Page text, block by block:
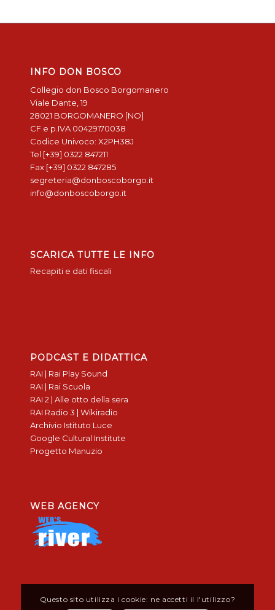
INFO DON BOSCO
Collegio don Bosco Borgomanero
Viale Dante, 19
28021 BORGOMANERO [NO]
CF e p.IVA 00429170038
Codice Univoco: X2PH38J
Tel [+39] 0322 847211
Fax [+39] 0322 847285
segreteria@donboscoborgo.it
info@donboscoborgo.it
SCARICA TUTTE LE INFO
Recapiti e dati fiscali
PODCAST E DIDATTICA
RAI | Rai Play Sound
RAI | Rai Scuola
RAI 2 | Alle otto della sera
RAI Radio 3 | Wikiradio
Archivio Istituto Luce
Google Cultural Institute
Progetto Manuzio
WEB AGENCY
Questo sito utilizza i cookie: ne accetti il l'utilizzo?